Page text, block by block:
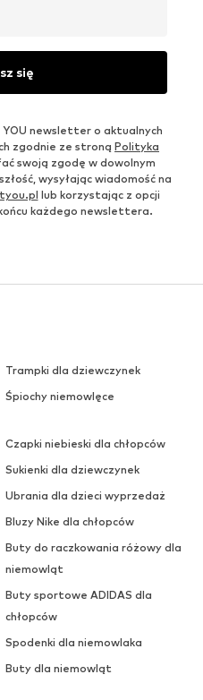
się
newsletter o aktualnych
zgodnie ze stroną Polityka
swoją zgodę w dowolnym
wysyłając wiadomość na
lub korzystając z opcji
każdego newslettera.
Trampki dla dziewczynek
Śpiochy niemowlęce
Czapki niebieski dla chłopców
Sukienki dla dziewczynek
Ubrania dla dzieci wyprzedaż
Bluzy Nike dla chłopców
Buty do raczkowania różowy dla
niemowląt
Buty sportowe ADIDAS dla
chłopców
Spodenki dla niemowlaka
Buty dla niemowląt